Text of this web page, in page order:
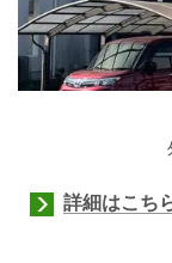
詳細はこち